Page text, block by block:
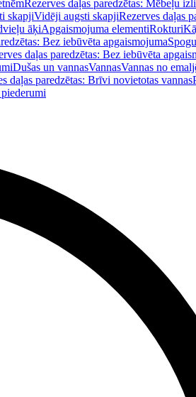
Rezerves daļas paredzētas: Mēbeļu
skapjiVidēji augsti skapjiRezerves daļas
āķiApgaismojuma elementiRokturi
Bez iebūvēta apgaismojuma
daļas paredzētas: Bez iebūvēta
Dušas un vannasVannasVannas no
daļas paredzētas: Brīvi novietotas vannas